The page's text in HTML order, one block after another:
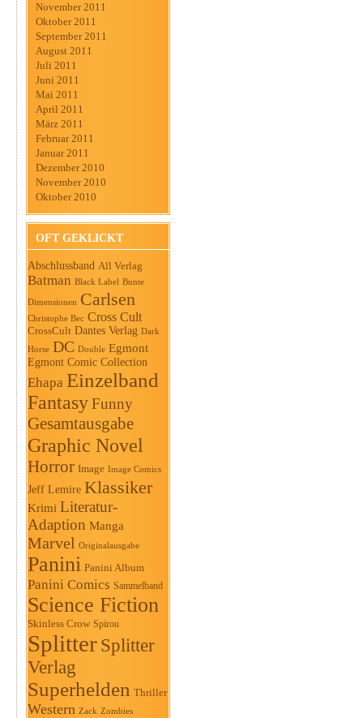
November 2011
Oktober 2011
September 2011
August 2011
Juli 2011
Juni 2011
Mai 2011
April 2011
März 2011
Februar 2011
Januar 2011
Dezember 2010
November 2010
Oktober 2010
OFT GEKLICKT
Abschlussband All Verlag
Batman Black Label Bunte
Dimensionen Carlsen
Christophe Bec Cross Cult
CrossCult Dantes Verlag Dark
Horse DC Double Egmont
Egmont Comic Collection
Ehapa Einzelband
FantasyFunny
Gesamtausgabe
Graphic Novel
Horror Image Image Comics
Jeff Lemire Klassiker
Krimi Literatur-
Adaption Manga
Marvel Originalausgabe
Panini Panini Album
Panini Comics Sammelband
Science Fiction
Skinless Crow Spirou
Splitter Splitter
Verlag
Superhelden Thriller
Western Zack Zombies